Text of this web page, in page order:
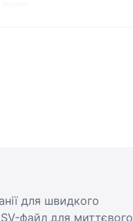
для швидкого
файл для миттєвого